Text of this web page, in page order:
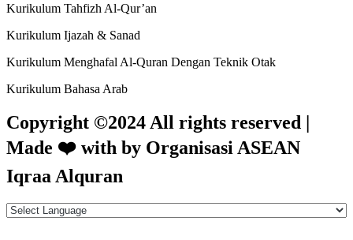
Kurikulum Tahfizh Al-Qur’an
Kurikulum Ijazah & Sanad
Kurikulum Menghafal Al-Quran Dengan Teknik Otak
Kurikulum Bahasa Arab
Copyright ©2024 All rights reserved |
Made ❤️ with by Organisasi ASEAN
Iqraa Alquran